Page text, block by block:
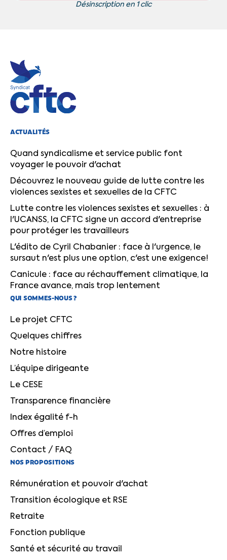
Désinscription en 1 clic
ACTUALITÉS
Quand syndicalisme et service public font
voyager le pouvoir d'achat
Découvrez le nouveau guide de lutte contre les
violences sexistes et sexuelles de la CFTC
Lutte contre les violences sexistes et sexuelles : à
l'UCANSS, la CFTC signe un accord d'entreprise
pour protéger les travailleurs
L'édito de Cyril Chabanier : face à l'urgence, le
sursaut n'est plus une option, c'est une exigence!
Canicule : face au réchauffement climatique, la
France avance, mais trop lentement
QUI SOMMES-NOUS ?
Le projet CFTC
Quelques chiffres
Notre histoire
L’équipe dirigeante
Le CESE
Transparence financière
Index égalité f-h
Offres d’emploi
Contact / FAQ
NOS PROPOSITIONS
Rémunération et pouvoir d'achat
Transition écologique et RSE
Retraite
Fonction publique
Santé et sécurité au travail